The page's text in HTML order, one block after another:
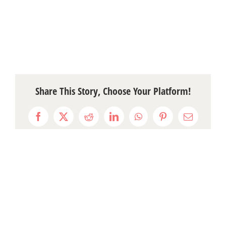
Share This Story, Choose Your Platform!
Facebook
X RedditLinkedInWhatsAppPinterestEmail